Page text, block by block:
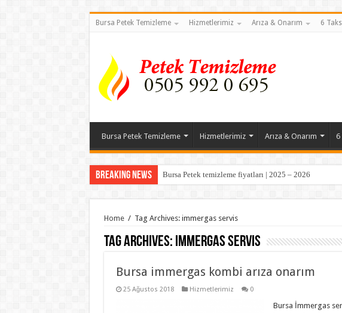
Bursa Petek Temizleme Hizmetlerimiz Arıza & Onarım 6
Bursa Petek Temizleme Hizmetlerimiz Arıza & Onarım 6
Breaking News Bursa Petek temizleme fiyatları | 2025 – 2026
Home / Tag Archives: immergas servis
Tag Archives: immergas servis
Bursa immergas kombi arıza onarım
25 Ağustos 2018 Hizmetlerimiz 0
Bursa İmmergas